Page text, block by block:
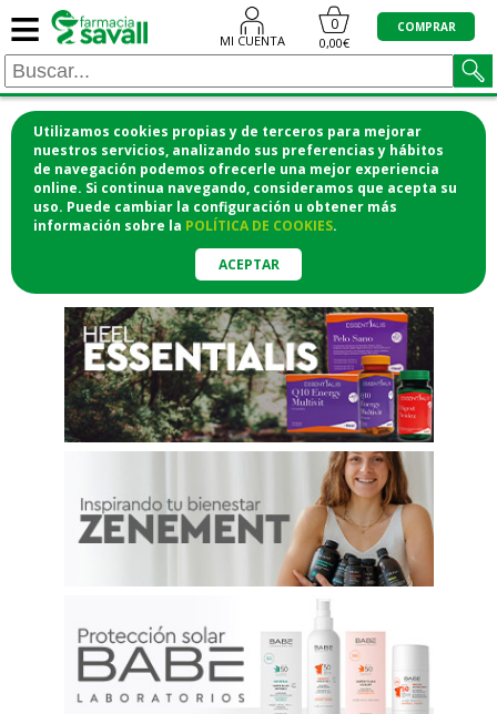
Utilizamos cookies propias y de terceros para mejorar
nuestros servicios, analizando sus preferencias y hábitos
de navegación podemos ofrecerle una mejor experiencia
online. Si continua navegando, consideramos que acepta su
uso. Puede cambiar la configuración u obtener más
información sobre la POLÍTICA DE COOKIES.
ACEPTAR
≡ MI CUENTA
0
0,00€
COMPRAR
¡COMPRA CÓMODAMENTE
DESDE CASA Y RECOGE EN LA
FARMACIA!o si lo prefieres te lo mandamos
a casa